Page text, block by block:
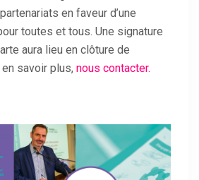
en faveur d’une
toutes et tous. Une signature
aura lieu en clôture de
en savoir plus, nous contacter.